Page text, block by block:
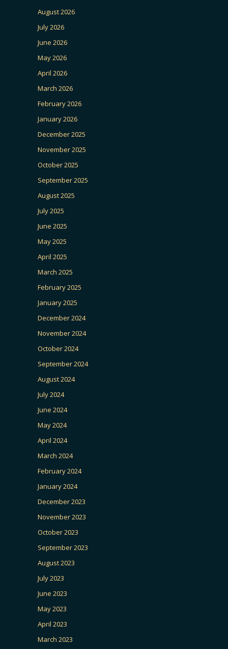
August 2026
July 2026
June 2026
May 2026
April 2026
March 2026
February 2026
January 2026
December 2025
November 2025
October 2025
September 2025
August 2025
July 2025
June 2025
May 2025
April 2025
March 2025
February 2025
January 2025
December 2024
November 2024
October 2024
September 2024
August 2024
July 2024
June 2024
May 2024
April 2024
March 2024
February 2024
January 2024
December 2023
November 2023
October 2023
September 2023
August 2023
July 2023
June 2023
May 2023
April 2023
March 2023